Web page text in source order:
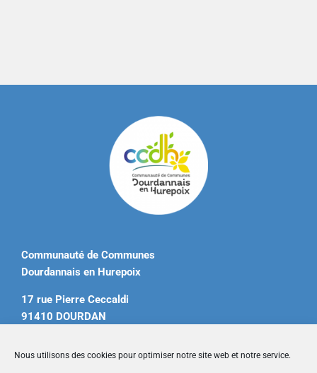
Nous utilisons des cookies pour optimiser notre site web et notre service.
Communauté de Communes
Dourdannais en Hurepoix
17 rue Pierre Ceccaldi
91410 DOURDAN
contact@ccdourdannais.com